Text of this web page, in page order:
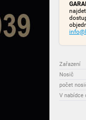
Zařazení
Nosič
počet
V nabídce